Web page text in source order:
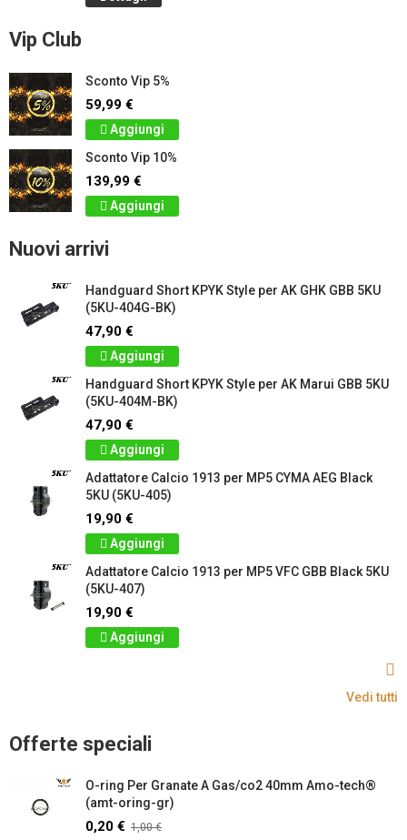
Vip Club
Sconto Vip 5%
59,99 €
Aggiungi
Sconto Vip 10%
139,99 €
Aggiungi
Nuovi arrivi
Handguard Short KPYK Style per AK GHK GBB 5KU
(5KU-404G-BK)
47,90 €
Aggiungi
Handguard Short KPYK Style per AK Marui GBB 5KU
(5KU-404M-BK)
47,90 €
Aggiungi
Adattatore Calcio 1913 per MP5 CYMA AEG Black
5KU (5KU-405)
19,90 €
Aggiungi
Adattatore Calcio 1913 per MP5 VFC GBB Black 5KU
(5KU-407)
19,90 €
Aggiungi
Vedi tutti
Offerte speciali
O-ring Per Granate A Gas/co2 40mm Amo-tech®
(amt-oring-gr)
0,20 € 1,00 €